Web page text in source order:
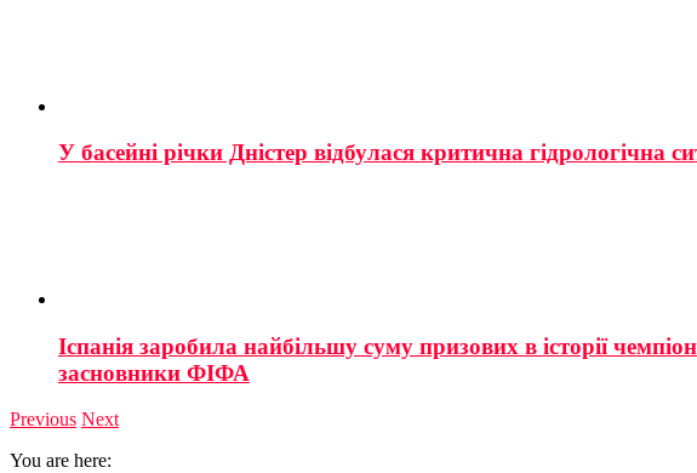
У басейні річки Дністер відбулася критична гідрологічна
Іспанія заробила найбільшу суму призових в історії
засновники ФІФА
Previous Next
You are here: